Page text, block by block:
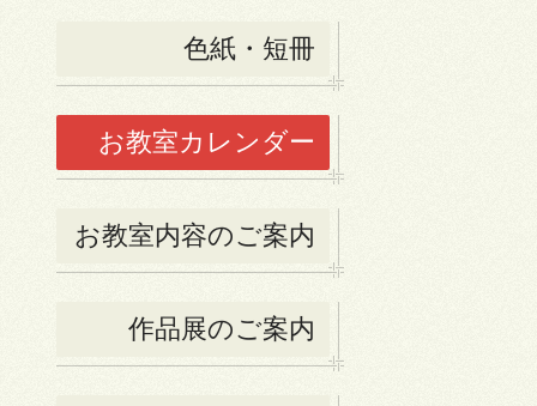
色紙・短冊
お教室カレンダー
お教室内容のご案内
作品展のご案内